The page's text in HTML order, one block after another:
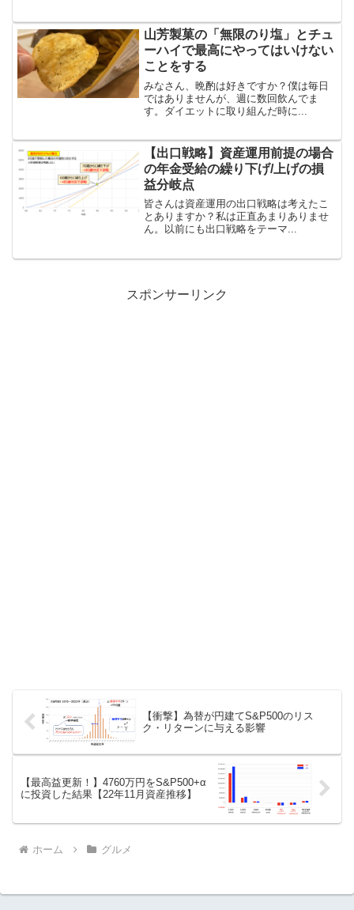
山芳製菓の「無限のり塩」とチュ
ーハイで最高にやってはいけない
ことをする
みなさん、晩酌は好きですか？僕は毎日
ではありませんが、週に数回飲んでま
す。ダイエットに取り組んだ時に...
【出口戦略】資産運用前提の場合
の年金受給の繰り下げ/上げの損
益分岐点
皆さんは資産運用の出口戦略は考えたこ
とありますか？私は正直あまりありませ
ん。以前にも出口戦略をテーマ...
スポンサーリンク
【衝撃】為替が円建てS&P500のリス
ク・リターンに与える影響
【最高益更新！】4760万円をS&P500+α
に投資した結果【22年11月資産推移】
ホーム グルメ